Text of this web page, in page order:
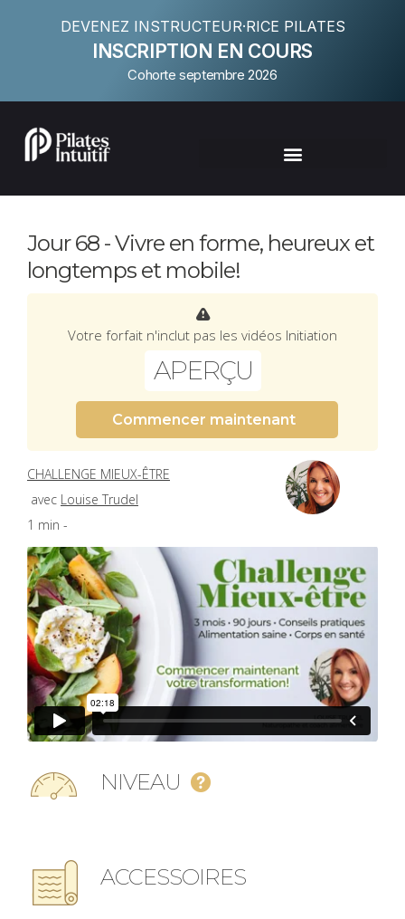
DEVENEZ INSTRUCTEUR·RICE PILATES
INSCRIPTION EN COURS
Cohorte septembre 2026
Jour 68 - Vivre en forme, heureux et
longtemps et mobile!
Votre forfait n'inclut pas les vidéos Initiation
APERÇU
Commencer maintenant
CHALLENGE MIEUX-ÊTRE
avec Louise Trudel
1 min -
NIVEAU
ACCESSOIRES